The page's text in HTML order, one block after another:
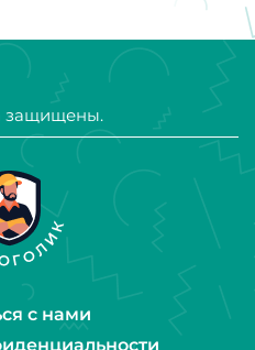
защищены.
с нами